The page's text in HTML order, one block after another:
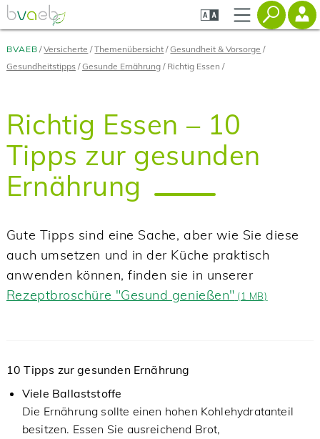
Zum
Seiteninhalt
springen
Zur
Navigation
springen
Zur
Mobilen
Navigation
BVAEB Versicherte Themenübersicht
Gesundheit & Vorsorge
Gesundheitstipps
Gesunde Ernährung Richtig Essen
Richtig Essen – 10
Tipps zur gesunden
Ernährung
Gute Tipps sind eine Sache, aber wie Sie diese
auch umsetzen und in der Küche praktisch
anwenden können, finden sie in unserer
Rezeptbroschüre "Gesund genießen" (1 MB)
10 Tipps zur gesunden Ernährung
Viele Ballaststoffe
Die Ernährung sollte einen hohen Kohlehydratanteil
besitzen. Essen Sie ausreichend Brot,